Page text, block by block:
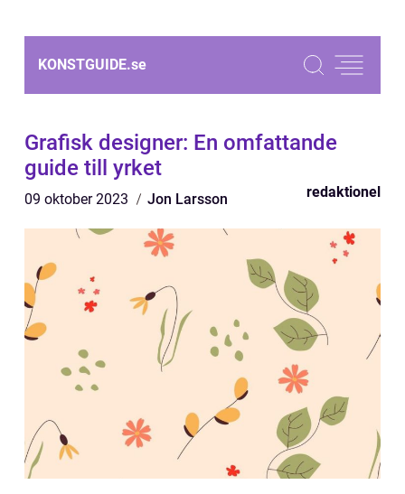
KONSTGUIDE.se
Grafisk designer: En omfattande
guide till yrket
09 oktober 2023 Jon Larsson redaktionel